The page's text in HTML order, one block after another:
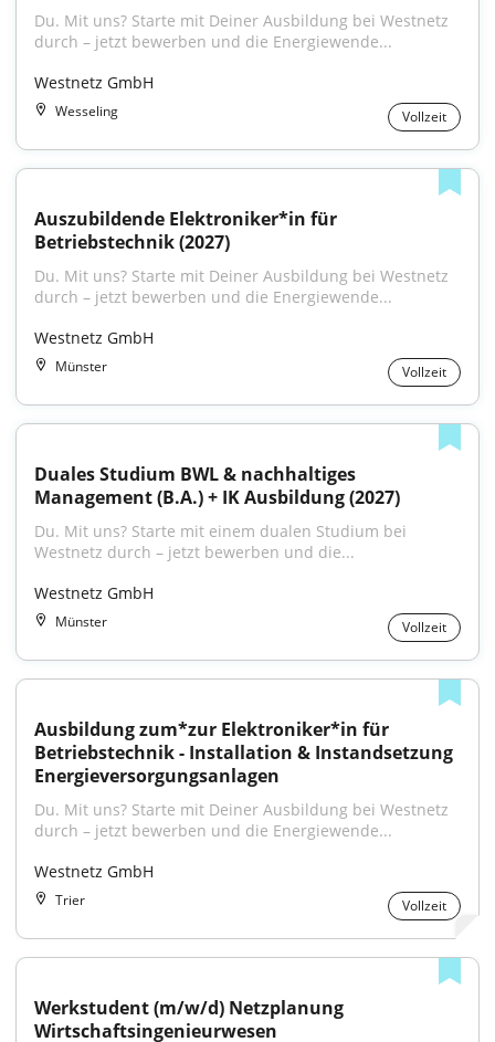
Du. Mit uns? Starte mit Deiner Ausbildung bei Westnetz
durch – jetzt bewerben und die Energiewende...
Westnetz GmbH
Wesseling Vollzeit
Auszubildende Elektroniker*in für
Betriebstechnik (2027)
Du. Mit uns? Starte mit Deiner Ausbildung bei Westnetz
durch – jetzt bewerben und die Energiewende...
Westnetz GmbH
Münster Vollzeit
Duales Studium BWL & nachhaltiges
Management (B.A.) + IK Ausbildung (2027)
Du. Mit uns? Starte mit einem dualen Studium bei
Westnetz durch – jetzt bewerben und die...
Westnetz GmbH
Münster Vollzeit
Ausbildung zum*zur Elektroniker*in für
Betriebstechnik - Installation & Instandsetzung
Energieversorgungsanlagen
Du. Mit uns? Starte mit Deiner Ausbildung bei Westnetz
durch – jetzt bewerben und die Energiewende...
Westnetz GmbH
Trier Vollzeit
Werkstudent (m/w/d) Netzplanung
Wirtschaftsingenieurwesen